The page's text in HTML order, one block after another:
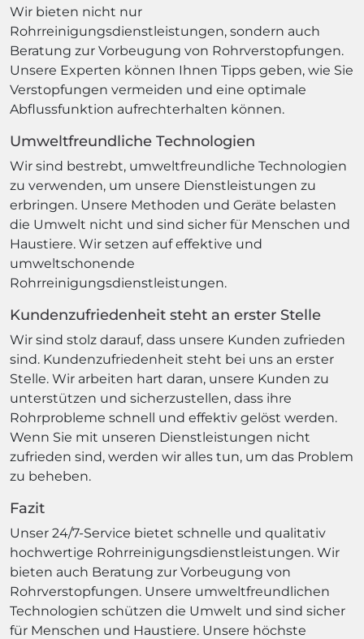
Wir bieten nicht nur
Rohrreinigungsdienstleistungen, sondern auch
Beratung zur Vorbeugung von Rohrverstopfungen.
Unsere Experten können Ihnen Tipps geben, wie Sie
Verstopfungen vermeiden und eine optimale
Abflussfunktion aufrechterhalten können.
Umweltfreundliche Technologien
Wir sind bestrebt, umweltfreundliche Technologien
zu verwenden, um unsere Dienstleistungen zu
erbringen. Unsere Methoden und Geräte belasten
die Umwelt nicht und sind sicher für Menschen und
Haustiere. Wir setzen auf effektive und
umweltschonende
Rohrreinigungsdienstleistungen.
Kundenzufriedenheit steht an erster Stelle
Wir sind stolz darauf, dass unsere Kunden zufrieden
sind. Kundenzufriedenheit steht bei uns an erster
Stelle. Wir arbeiten hart daran, unsere Kunden zu
unterstützen und sicherzustellen, dass ihre
Rohrprobleme schnell und effektiv gelöst werden.
Wenn Sie mit unseren Dienstleistungen nicht
zufrieden sind, werden wir alles tun, um das Problem
zu beheben.
Fazit
Unser 24/7-Service bietet schnelle und qualitativ
hochwertige Rohrreinigungsdienstleistungen. Wir
bieten auch Beratung zur Vorbeugung von
Rohrverstopfungen. Unsere umweltfreundlichen
Technologien schützen die Umwelt und sind sicher
für Menschen und Haustiere. Unsere höchste